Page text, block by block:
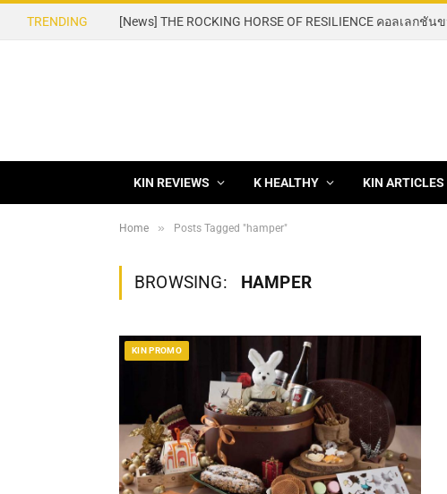
TRENDING
KIN REVIEWS K HEALTHY KIN ARTICLES
Home » Posts Tagged "hamper"
BROWSING: HAMPER
KIN PROMO